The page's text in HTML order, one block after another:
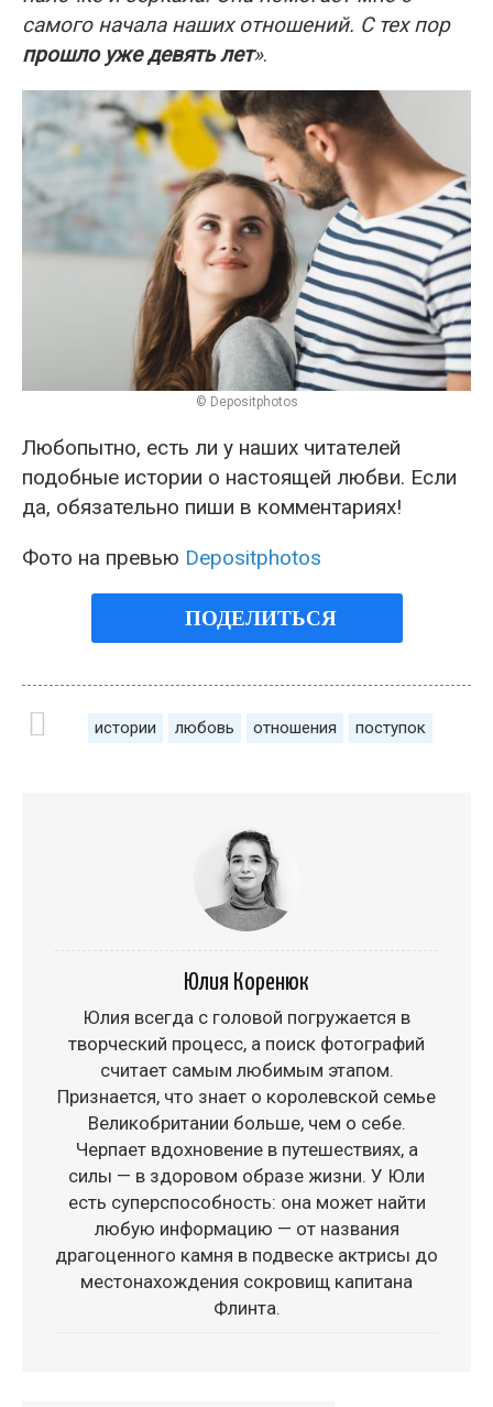
самого начала наших отношений. С тех пор
прошло уже девять лет».
© Depositphotos
Любопытно, есть ли у наших читателей
подобные истории о настоящей любви. Если
да, обязательно пиши в комментариях!
Фото на превью Depositphotos
ПОДЕЛИТЬСЯ
истории любовь отношения поступок
Юлия Коренюк
Юлия всегда с головой погружается в
творческий процесс, а поиск фотографий
считает самым любимым этапом.
Признается, что знает о королевской семье
Великобритании больше, чем о себе.
Черпает вдохновение в путешествиях, а
силы — в здоровом образе жизни. У Юли
есть суперспособность: она может найти
любую информацию — от названия
драгоценного камня в подвеске актрисы до
местонахождения сокровищ капитана
Флинта.